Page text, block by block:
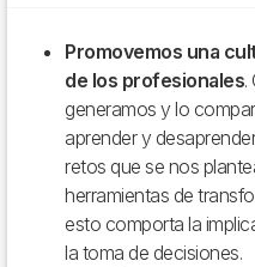
Promovemos una
de los profesionales.
generamos y lo
aprender y
retos que se nos
herramientas de
esto comporta la
la toma de decisiones.